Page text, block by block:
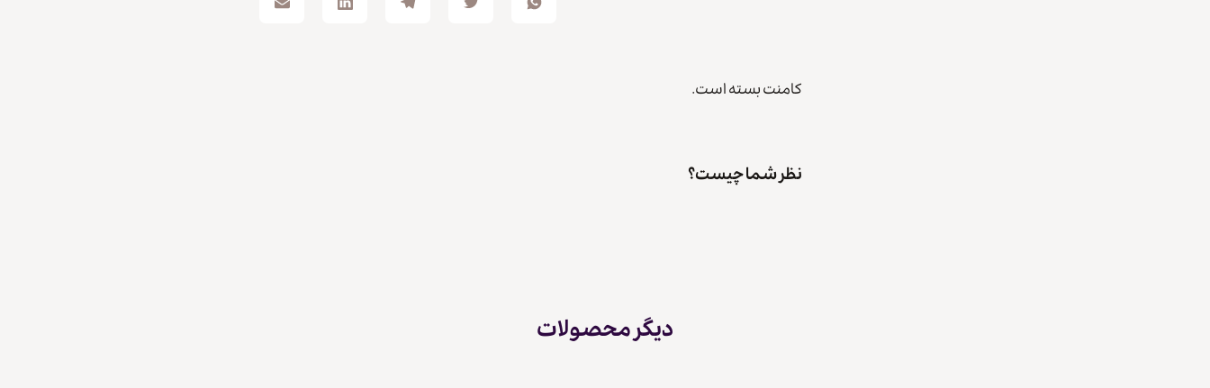
کامنت بسته است.
نظر شما چیست؟
دیگر محصولات